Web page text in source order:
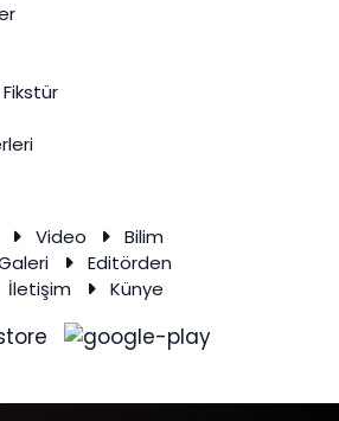
Video
Bilim
Editörden
İletişim Künye